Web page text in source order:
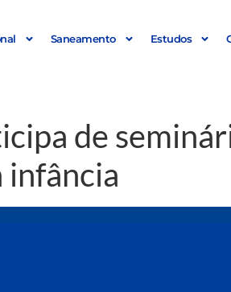
Saneamento Estudos
de